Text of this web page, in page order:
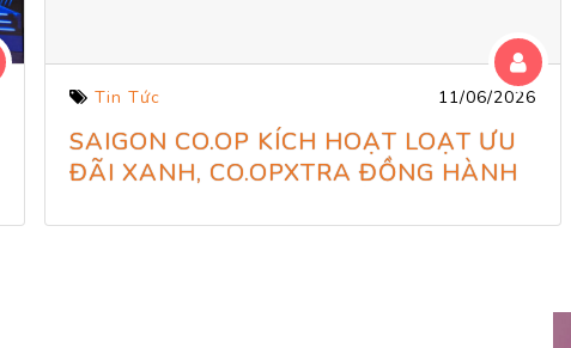
Tin Tức 11/06/2026
SAIGON CO.OP KÍCH HOẠT LOẠT ƯU
ĐÃI XANH, CO.OPXTRA ĐỒNG HÀNH